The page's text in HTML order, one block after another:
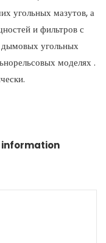
угольных мазутов, а
и фильтров с
дымовых угольных
моделях .